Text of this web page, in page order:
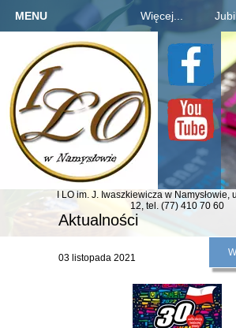
Aktualności
03 listopada 2021
MENU
Strona główna
O nas
Galeria
Kontakt
Więcej...
Szkoła
Kandydaci
Uczniowie
Rodzice
E-SZKOŁA
I LO im. J. Iwaszkiewicza w Namysłowie,
12, tel. (77) 410 70 60